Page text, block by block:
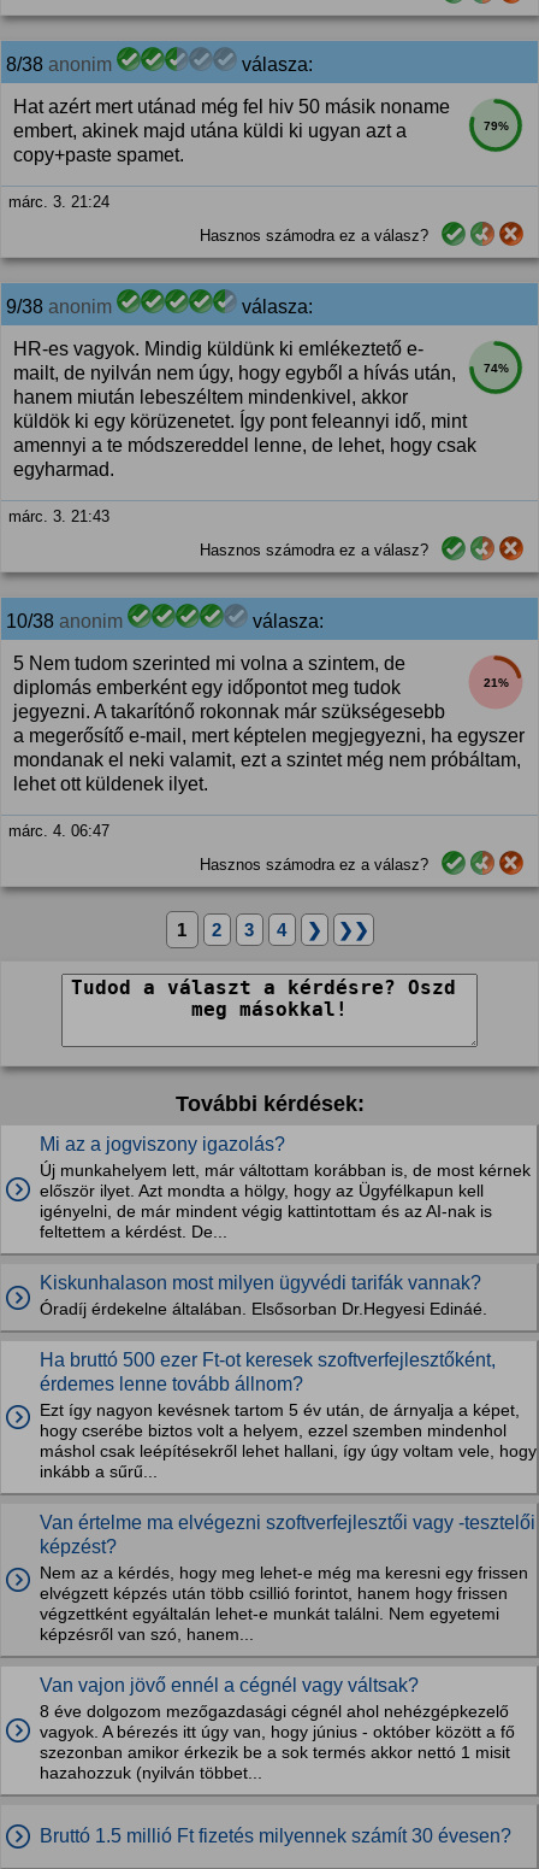
8/38 anonim válasza:
79%
Hat azért mert utánad még fel hiv 50 másik noname
embert, akinek majd utána küldi ki ugyan azt a
copy+paste spamet.
márc. 3. 21:24
Hasznos számodra ez a válasz?
9/38 anonim válasza:
74%
HR-es vagyok. Mindig küldünk ki emlékeztető e-
mailt, de nyilván nem úgy, hogy egyből a hívás után,
hanem miután lebeszéltem mindenkivel, akkor
küldök ki egy körüzenetet. Így pont feleannyi idő, mint
amennyi a te módszereddel lenne, de lehet, hogy csak
egyharmad.
márc. 3. 21:43
Hasznos számodra ez a válasz?
10/38 anonim válasza:
21%
5 Nem tudom szerinted mi volna a szintem, de
diplomás emberként egy időpontot meg tudok
jegyezni. A takarítónő rokonnak már szükségesebb
a megerősítő e-mail, mert képtelen megjegyezni, ha egyszer
mondanak el neki valamit, ezt a szintet még nem próbáltam,
lehet ott küldenek ilyet.
márc. 4. 06:47
Hasznos számodra ez a válasz?
1 2 3 4 ❯ ❯❯
További kérdések:
Mi az a jogviszony igazolás?
Új munkahelyem lett, már váltottam korábban is, de most kérnek
először ilyet. Azt mondta a hölgy, hogy az Ügyfélkapun kell
igényelni, de már mindent végig kattintottam és az AI-nak is
feltettem a kérdést. De...
Kiskunhalason most milyen ügyvédi tarifák vannak?
Óradíj érdekelne általában. Elsősorban Dr.Hegyesi Edináé.
Ha bruttó 500 ezer Ft-ot keresek szoftverfejlesztőként,
érdemes lenne tovább állnom?
Ezt így nagyon kevésnek tartom 5 év után, de árnyalja a képet,
hogy cserébe biztos volt a helyem, ezzel szemben mindenhol
máshol csak leépítésekről lehet hallani, így úgy voltam vele, hogy
inkább a sűrű...
Van értelme ma elvégezni szoftverfejlesztői vagy -tesztelői
képzést?
Nem az a kérdés, hogy meg lehet-e még ma keresni egy frissen
elvégzett képzés után több csillió forintot, hanem hogy frissen
végzettként egyáltalán lehet-e munkát találni. Nem egyetemi
képzésről van szó, hanem...
Van vajon jövő ennél a cégnél vagy váltsak?
8 éve dolgozom mezőgazdasági cégnél ahol nehézgépkezelő
vagyok. A bérezés itt úgy van, hogy június - október között a fő
szezonban amikor érkezik be a sok termés akkor nettó 1 misit
hazahozzuk (nyilván többet...
Bruttó 1.5 millió Ft fizetés milyennek számít 30 évesen?